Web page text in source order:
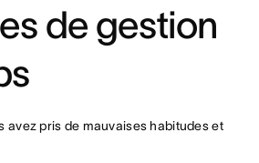
de gestion
avez pris de mauvaises habitudes et